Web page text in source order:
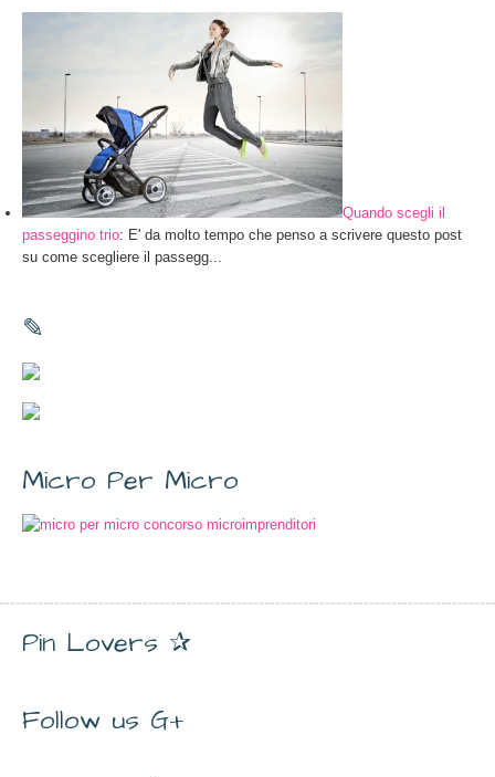
Quando scegli il
passeggino trio: E' da molto tempo che penso a scrivere questo post
su come scegliere il passegg...
✎
Micro Per Micro
Pin Lovers ✰
Follow us G+